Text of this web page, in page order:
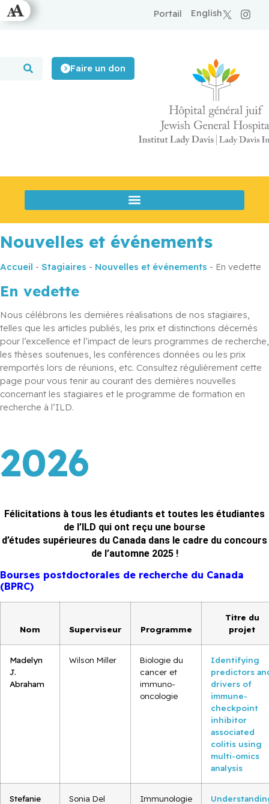
English
Portail
Faire un don
Nouvelles et événements
Accueil - Stagiaires - Nouvelles et événements - En vedette
En vedette
Nous célébrons les dernières réalisations de nos stagiaires,
telles que les articles publiés, les prix et distinctions décernés
pour l’excellence et l’impact de leurs programmes de recherche,
les thèses soutenues, les conférences données ou les prix
remportés lors de réunions, etc. Consultez régulièrement cette
page pour vous tenir au courant des dernières nouvelles
concernant les stagiaires et le programme de formation en
recherche à l’ILD.
2026
Félicitations à tous les étudiants et toutes les étudiantes
de l’ILD qui ont reçu une bourse
d’études supérieures du Canada dans le cadre du concours
de l’automne 2025 !
Bourses postdoctorales de recherche du Canada
(BPRC)
Nom Superviseur Programme
Titre du
projet
Madelyn
J.
Abraham
Wilson Miller
Biologie du
cancer et
immuno-
oncologie
Identifying
predictors
drivers of
immune-
checkpoint
inhibitor
associated
colitis using
multi-omics
analysis
Stefanie
Sonia Del
Immunologie